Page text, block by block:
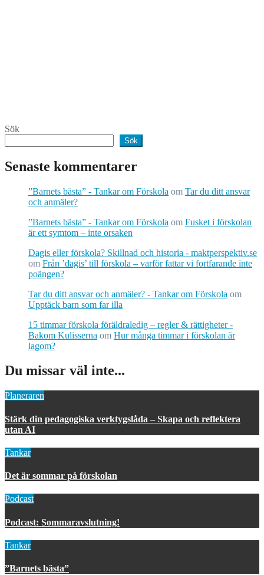
Sök
Sök
Senaste kommentarer
”Barnets bästa” - Tankar om Förskola om Tar du ditt ansvar
och anmäler?
”Barnets bästa” - Tankar om Förskola om Fusket i förskolan
är ett symtom – inte orsaken
Dagis eller förskola? Skillnad och historia - maktperspektiv.se
om Från ’dagis’ till förskola – varför fattar vi fortfarande inte
poängen?
Tar du ditt ansvar och anmäler? - Tankar om Förskola om
Upptäck barn som far illa
15 timmar förskola föräldraledig – regler & rättigheter -
Bakom Kulisserna om Hur många timmar i förskolan är
lagom?
Du missar väl inte...
Planeraren
Stärk din pedagogiska verktygslåda – Skapa och reflektera
utan AI
Tankar
Det är sommar på förskolan
Podcast
Podcast: Sommaravslutning!
Tankar
”Barnets bästa”